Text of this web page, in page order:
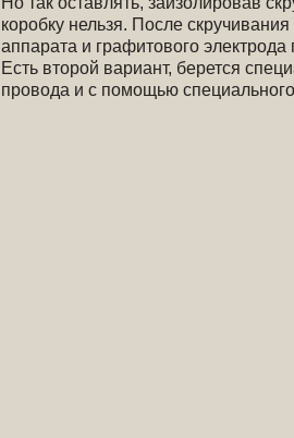
коробку нельзя. После
аппарата и графитового электрода
Есть второй вариант, берется
провода и с помощью